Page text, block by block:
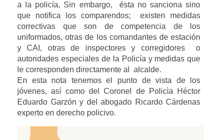
a la policía, Sin embargo,  ésta no sanciona sino
que notifica los comparendos;  existen medidas
correctivas que son de competencia de los
uniformados, otras de los comandantes de estación
y CAI, otras de inspectores y corregidores  o
autoridades especiales de la Policía y medidas que
le corresponden directamente al  alcalde.
En esta nota tenemos el punto de vista de los
jóvenes, así como del Coronel de Policìa Héctor
Eduardo Garzón y del abogado Ricardo Cárdenas
experto en derecho policivo.